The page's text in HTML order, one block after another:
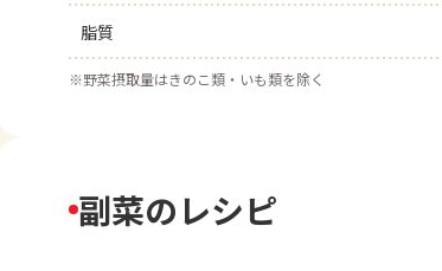
脂質
※野菜摂取量はきのこ類・いも類を除く
副菜のレシピ